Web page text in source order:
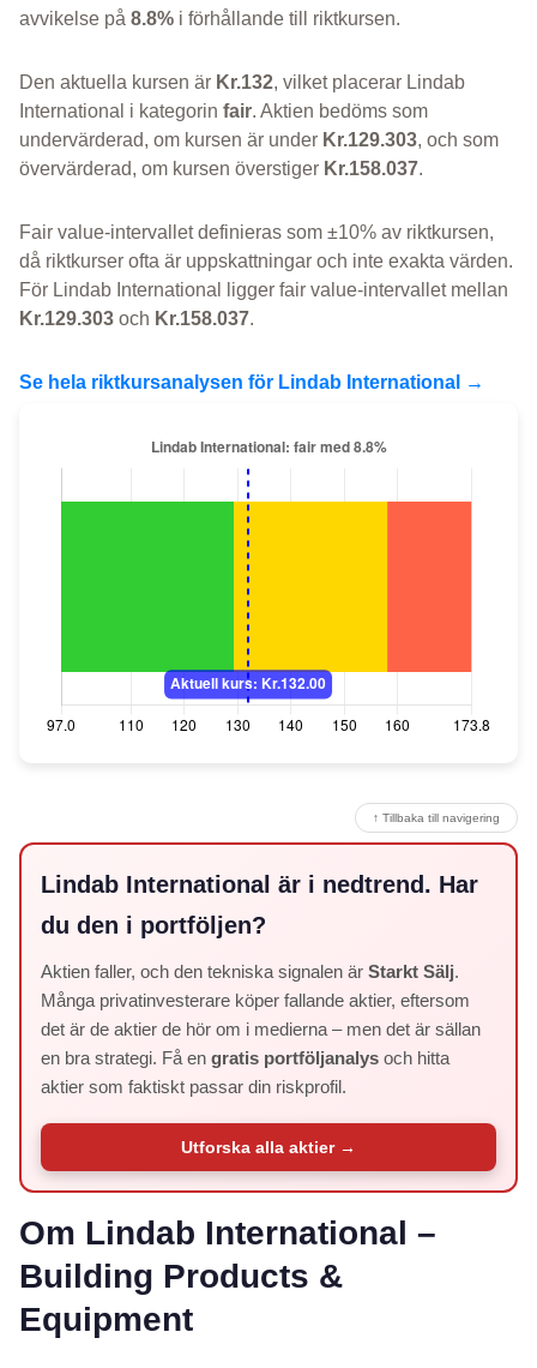
avvikelse på 8.8% i förhållande till riktkursen.
Den aktuella kursen är Kr.132, vilket placerar Lindab
International i kategorin fair. Aktien bedöms som
undervärderad, om kursen är under Kr.129.303, och som
övervärderad, om kursen överstiger Kr.158.037.
Fair value-intervallet definieras som ±10% av riktkursen,
då riktkurser ofta är uppskattningar och inte exakta värden.
För Lindab International ligger fair value-intervallet mellan
Kr.129.303 och Kr.158.037.
Se hela riktkursanalysen för Lindab International →
↑ Tillbaka till navigering
Lindab International är i nedtrend. Har
du den i portföljen?
Aktien faller, och den tekniska signalen är Starkt Sälj.
Många privatinvesterare köper fallande aktier, eftersom
det är de aktier de hör om i medierna – men det är sällan
en bra strategi. Få en gratis portföljanalys och hitta
aktier som faktiskt passar din riskprofil.
Utforska alla aktier →
Om Lindab International –
Building Products &
Equipment